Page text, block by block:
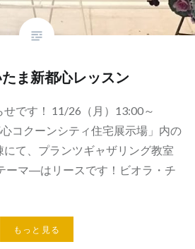
ま新都心レッスン
です！ 11/26（月）13:00～
コクーンシティ住宅展示場」内の
て、プランツギャザリング教室
ーマ―はリースです！ビオラ・チ
もっと見る